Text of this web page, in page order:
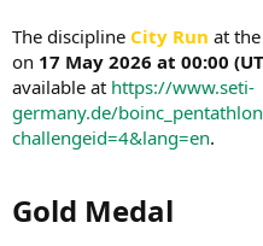
The discipline City Run at
on 17 May 2026 at 00:00
available at https://www.seti-
germany.de/
challengeid=4&lang=en.
Gold Medal​